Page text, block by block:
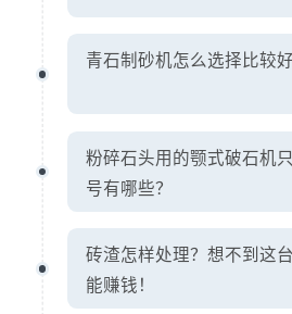
青石制砂机怎么选择比较
粉碎石头用的颚式破石机
号有哪些？
砖渣怎样处理？想不到这
能赚钱！